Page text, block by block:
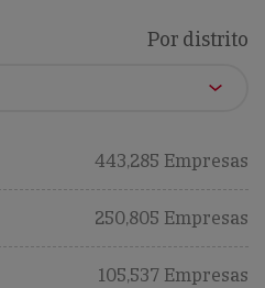
Por distrito
443,285 Empresas
250,805 Empresas
105,537 Empresas